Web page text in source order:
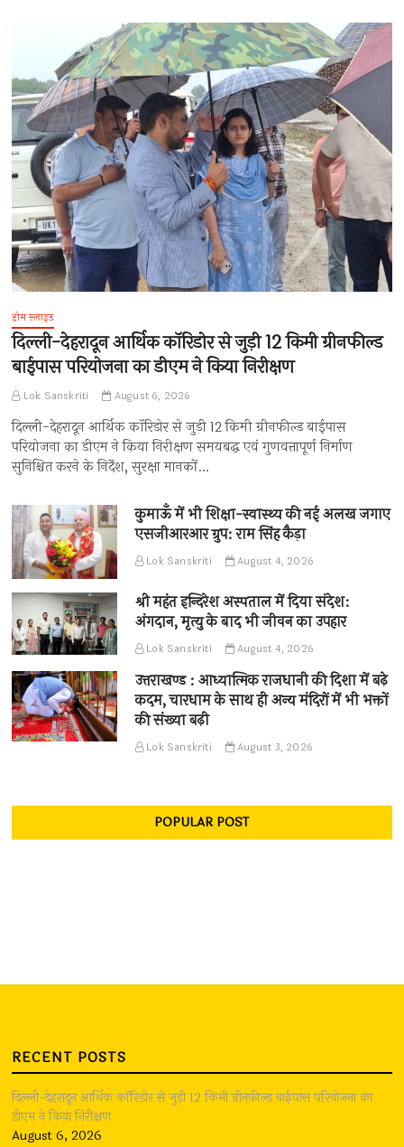
होम स्लाइड
दिल्ली-देहरादून आर्थिक कॉरिडोर से जुड़ी 12 किमी ग्रीनफील्ड
बाईपास परियोजना का डीएम ने किया निरीक्षण
Lok Sanskriti August 6, 2026
दिल्ली-देहरादून आर्थिक कॉरिडोर से जुड़ी 12 किमी ग्रीनफील्ड बाईपास
परियोजना का डीएम ने किया निरीक्षण समयबद्ध एवं गुणवत्तापूर्ण निर्माण
सुनिश्चित करने के निर्देश, सुरक्षा मानकों…
कुमाऊँ में भी शिक्षा-स्वास्थ्य की नई अलख जगाए
एसजीआरआर ग्रुप: राम सिंह कैड़ा
Lok Sanskriti August 4, 2026
श्री महंत इन्दिरेश अस्पताल में दिया संदेश:
अंगदान, मृत्यु के बाद भी जीवन का उपहार
Lok Sanskriti August 4, 2026
उत्तराखण्ड : आध्यात्मिक राजधानी की दिशा में बढ़े
कदम, चारधाम के साथ ही अन्य मंदिरों में भी भक्तों
की संख्या बढ़ी
Lok Sanskriti August 3, 2026
POPULAR POST
RECENT POSTS
दिल्ली-देहरादून आर्थिक कॉरिडोर से जुड़ी 12 किमी ग्रीनफील्ड बाईपास परियोजना का
डीएम ने किया निरीक्षण
August 6, 2026